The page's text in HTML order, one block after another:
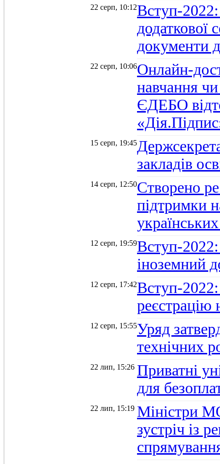
22 серп, 10:12Вступ-
додаткової
документи
22 серп, 10:06Онлайн-
навчання
ЄДЕБО
15 серп, 19:45
закладів
14 серп, 12:50Створено
підтримки
12 серп, 19:59Вступ-
іноземний
12 серп, 17:42Вступ-
12 серп, 15:55Уряд
технічних
22 лип, 15:26 Приватні
для
22 лип, 15:19 Міністри
зустріч із